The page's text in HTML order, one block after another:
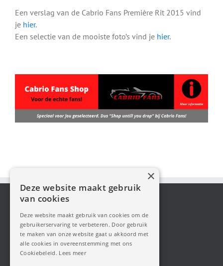
Een verslag van de Cabrio Fans Première Rit 2015 vind
je hier.
Een selectie van de mooiste foto’s vind je hier.
Deze website maakt gebruik
van cookies
Deze website maakt gebruik van cookies om de
gebruikerservaring te verbeteren. Door gebruik
te maken van onze website gaat u akkoord met
alle cookies in overeenstemming met ons
Cookiebeleid. Lees meer
×